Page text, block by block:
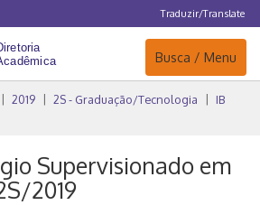
Traduzir/Translate
Navegação
Busca / Menu
2019 2S - Graduação/Tecnologia
IB
Supervisionado em
2019